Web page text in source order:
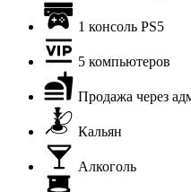
1 консоль PS5
5 компьютеров
Продажа через
Кальян
Алкоголь